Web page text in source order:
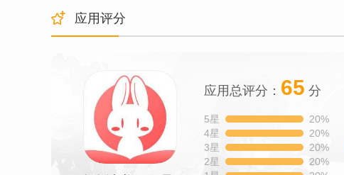
应用评分
应用总评分： 65 分
5星
20%
4星
20%
3星
20%
2星
20%